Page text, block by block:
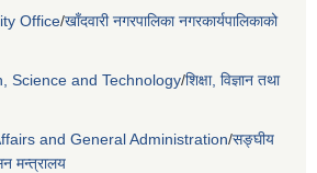
Office/खाँदवारी नगरपालिका नगरकार्यपालिकाको
Science and Technology/शिक्षा, विज्ञान तथा
and General Administration/सङ्घीय
मन्त्रालय